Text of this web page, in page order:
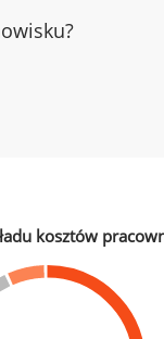
kosztów